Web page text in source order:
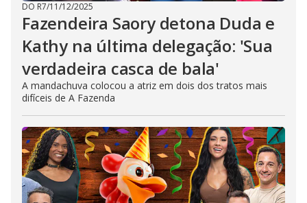
DO R7/11/12/2025
Fazendeira Saory detona Duda e
Kathy na última delegação: 'Sua
verdadeira casca de bala'
A mandachuva colocou a atriz em dois dos tratos mais
difíceis de A Fazenda